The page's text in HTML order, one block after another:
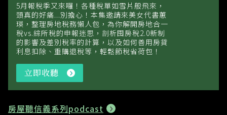
5月報稅季又來囉！各種稅單如雪片般飛來，
頭真的好痛...別擔心！本集邀請來美女代書蕙
瑛，整理房地稅務懶人包，為你解開房地合一
稅vs.綜所稅的申報迷思，剖析囤房稅2.0新制
的影響及差別稅率的計算，以及如何善用房貸
利息扣除、重購退稅等，輕鬆節稅省荷包！
立即收聽
即
收
房屋聽信義系列podcast